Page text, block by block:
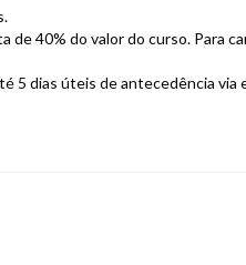
40% do valor do curso. Para
5 dias úteis de antecedência